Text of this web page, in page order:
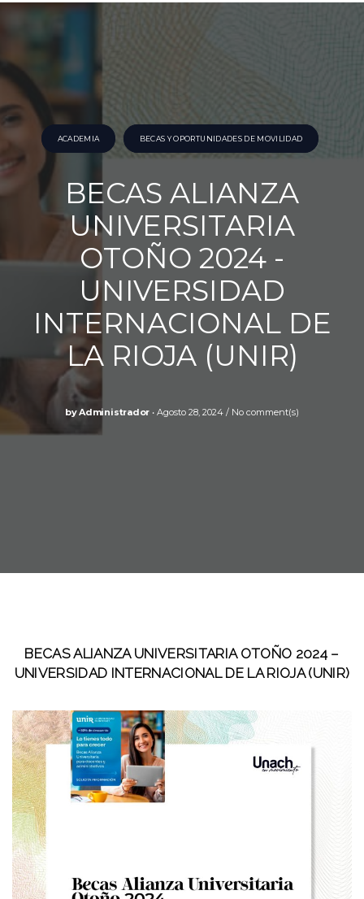
ACADEMIA BECAS Y OPORTUNIDADES DE MOVILIDAD
BECAS ALIANZA
UNIVERSITARIA
OTOÑO 2024 -
UNIVERSIDAD
INTERNACIONAL DE
LA RIOJA (UNIR)
byAdministrador Agosto 28, 2024 No comment(s)
BECAS ALIANZA UNIVERSITARIA OTOÑO 2024 –
UNIVERSIDAD INTERNACIONAL DE LA RIOJA (UNIR)